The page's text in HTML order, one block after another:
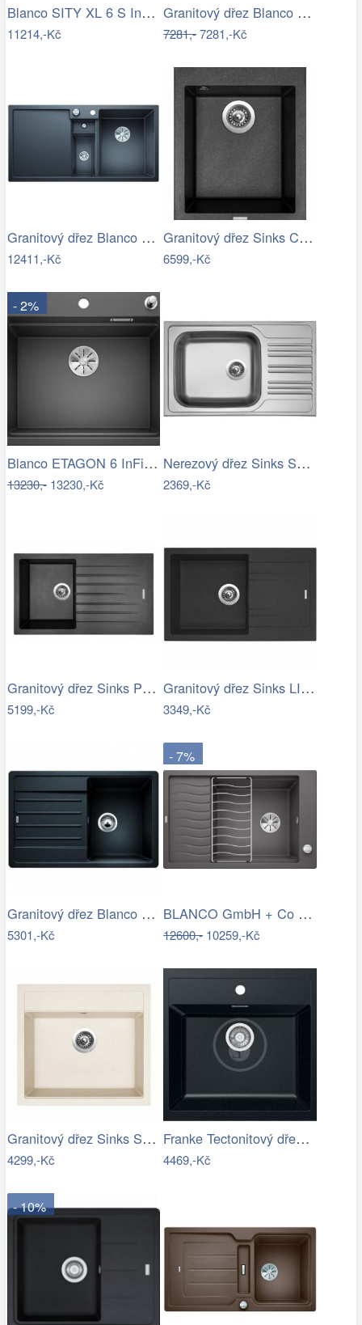
Blanco SITY XL 6 S InFino Silgranit…
11214,-Kč
Granitový dřez Blanco DALAGO 45 bílá s…
7281,-7281,-Kč
Granitový dřez Blanco COLLECTIS 6 S…
12411,-Kč
Granitový dřez Sinks CUBE 410 Metalblack
6599,-Kč
- 2%
Blanco ETAGON 6 InFino Silgranit…
13230,-13230,-Kč
Nerezový dřez Sinks STAR 780 XXL V 0…
2369,-Kč
Granitový dřez Sinks PERFECTO 860…
5199,-Kč
Granitový dřez Sinks LINEA 780 N…
3349,-Kč
Granitový dřez Blanco LEGRA 45 S…
5301,-Kč
- 7%
BLANCO GmbH + Co KG Granitový dřez…
12600,-10259,-Kč
Granitový dřez Sinks SOLO 560 Sahara
4299,-Kč
Franke Tectonitový dřez SID 610, 56x53…
4469,-Kč
- 10%